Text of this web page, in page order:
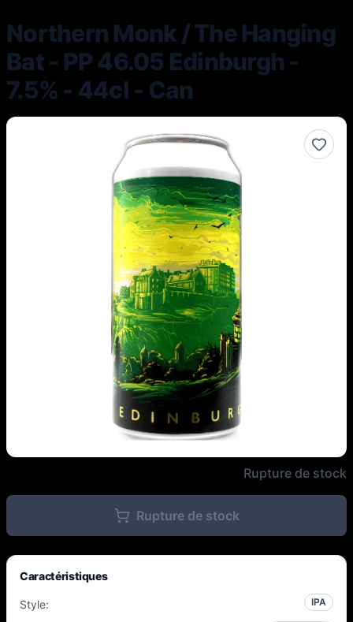
Northern Monk / The Hanging
Bat - PP 46.05 Edinburgh -
7.5% - 44cl - Can
Northern Monk / The Hanging
Rupture de stock
Rupture de stock
Caractéristiques
Style: IPA